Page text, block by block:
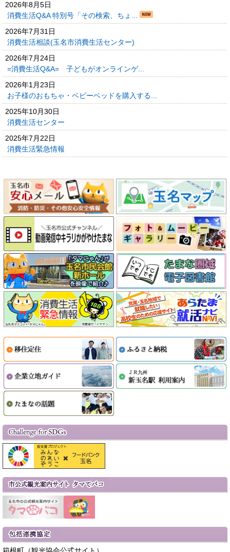
2026年8月5日
消費生活Q&A 特別号「その検索、ちょ...
2026年7月31日
消費生活相談(玉名市消費生活センター)
2026年7月24日
=消費生活Q&A= 子どもがオンラインゲ...
2026年1月23日
お子様のおもちゃ・ベビーベッドを購入する...
2025年10月30日
消費生活センター
2025年7月22日
消費生活緊急情報